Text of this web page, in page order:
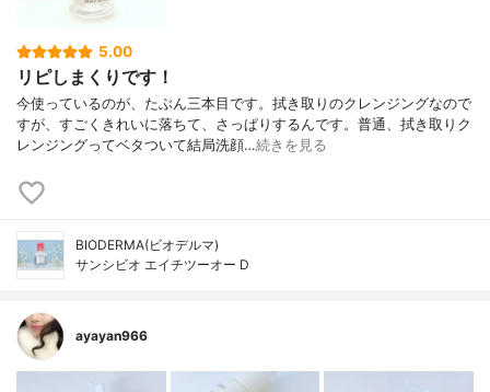
5.00
リピしまくりです！
今使っているのが、たぶん三本目です。拭き取りのクレンジングなので
すが、すごくきれいに落ちて、さっぱりするんです。普通、拭き取りク
レンジングってベタついて結局洗顔…続きを見る
BIODERMA(ビオデルマ)
サンシビオ エイチツーオー D
ayayan966